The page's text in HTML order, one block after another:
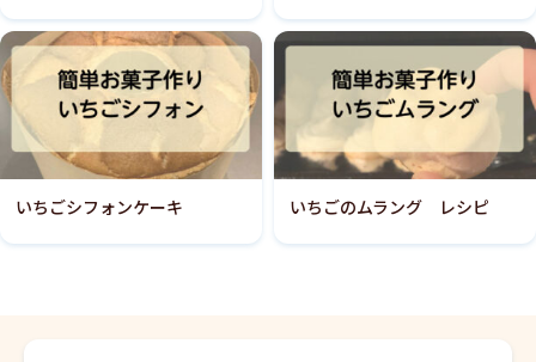
いちごシフォンケーキ いちごのムラング レシピ